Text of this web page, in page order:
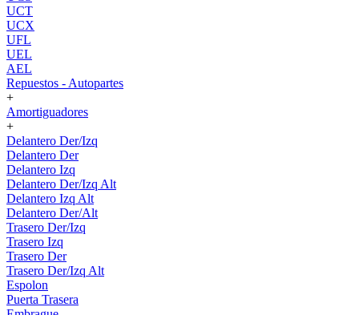
UCT
UCX
UFL
UEL
AEL
Repuestos - Autopartes
+
Amortiguadores
+
Delantero Der/Izq
Delantero Der
Delantero Izq
Delantero Der/Izq Alt
Delantero Izq Alt
Delantero Der/Alt
Trasero Der/Izq
Trasero Izq
Trasero Der
Trasero Der/Izq Alt
Espolon
Puerta Trasera